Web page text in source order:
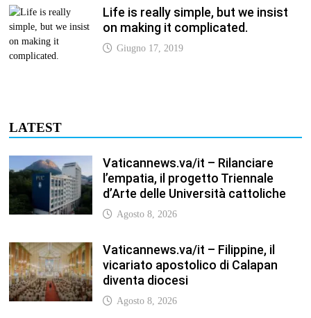
Life is really simple, but we insist
on making it complicated.
Giugno 17, 2019
LATEST
Vaticannews.va/it – Rilanciare
l’empatia, il progetto Triennale
d’Arte delle Università cattoliche
Agosto 8, 2026
Vaticannews.va/it – Filippine, il
vicariato apostolico di Calapan
diventa diocesi
Agosto 8, 2026